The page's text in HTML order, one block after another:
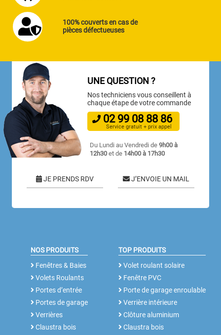
100% couverts en cas de
pièces défectueuses
UNE QUESTION ?
Nos techniciens vous conseillent à
chaque étape de votre commande
02 99 08 88 86
Service gratuit + prix appel
Du Lundi au Vendredi de9h00 à
12h30 et de 14h00 à 17h30
JE PRENDS RDV J’ENVOIE UN MAIL
NOS PRODUITS
Fenêtres & Baies
Volets Roulants
Portes d’entrée
Portes de garage
Verrières
Claustra bois
TOP PRODUITS
Volet roulant solaire
Fenêtre PVC
Porte de garage enroulable
Verrière intérieure
Clôture aluminium
Claustra bois